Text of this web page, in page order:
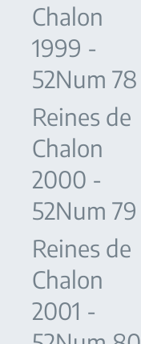
Chalon
1999 -
52Num 78
Reines de
Chalon
2000 -
52Num 79
Reines de
Chalon
2001 -